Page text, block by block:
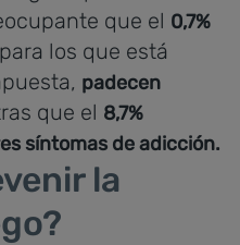
que el 0,7%
los que está
padecen
que el 8,7%
síntomas de adicción.
la